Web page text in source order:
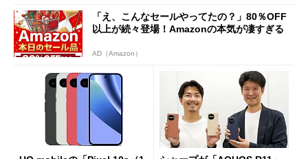
「え、こんなセールやってたの？」80％OFF
以上が続々登場！Amazonの本気が凄すぎる
AD（Amazon）